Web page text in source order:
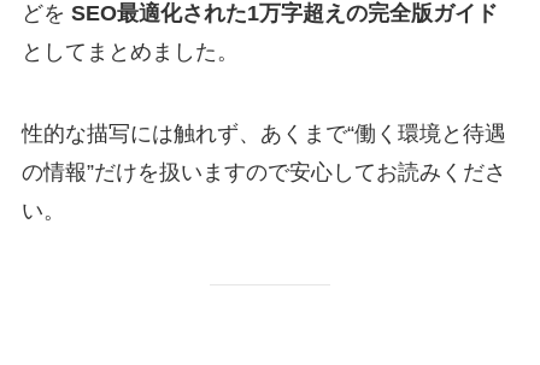
どを SEO最適化された1万字超えの完全版ガイド
としてまとめました。
性的な描写には触れず、あくまで“働く環境と待遇
の情報”だけを扱いますので安心してお読みくださ
い。